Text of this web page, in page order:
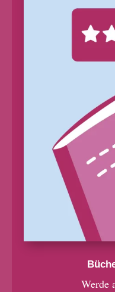
Werde